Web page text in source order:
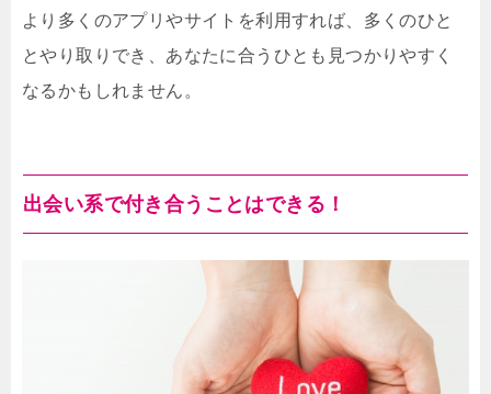
より多くのアプリやサイトを利用すれば、多くのひと
とやり取りでき、あなたに合うひとも見つかりやすく
なるかもしれません。
出会い系で付き合うことはできる！